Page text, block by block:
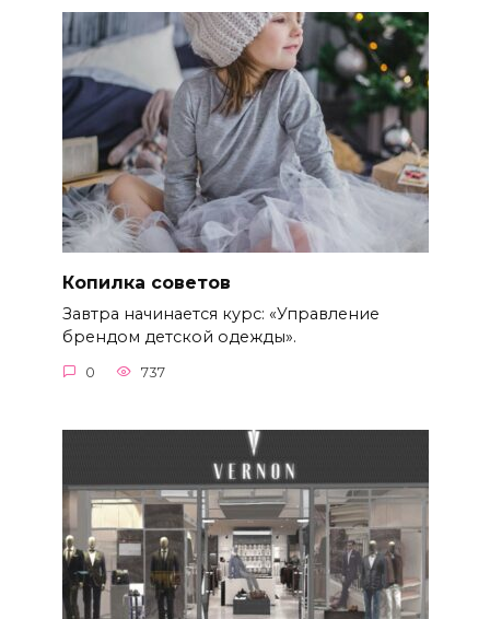
Копилка советов
Завтра начинается курс: «Управление
брендом детской одежды».
0 737